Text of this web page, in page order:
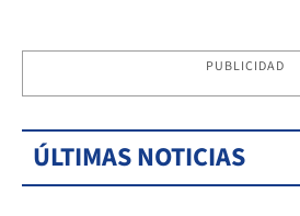
PUBLICIDAD
ÚLTIMAS NOTICIAS